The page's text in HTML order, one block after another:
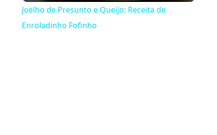
Joelho de Presunto e Queijo: Receita de
Enroladinho Fofinho